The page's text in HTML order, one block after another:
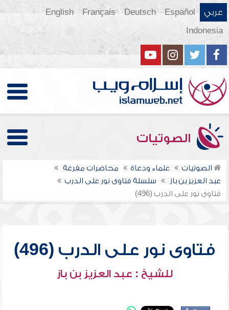
عربي Español
Deutsch
Français
English
Indonesia
الصوتيات
الصوتيات علماء ودعاة
محاضرات مفرغة
عبد العزيز بن باز
سلسلة فتاوى نور على الدرب
فتاوى نور على الدرب (496)
فتاوى نور على الدرب (496)
للشيخ : عبد العزيز بن باز